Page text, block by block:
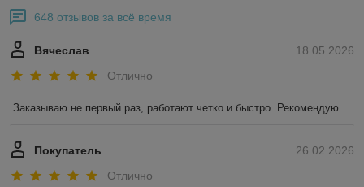
648 отзывов за всё время
18.05.2026
Вячеслав
Отлично
Заказываю не первый раз, работают четко и быстро. Рекомендую.
26.02.2026
Покупатель
Отлично